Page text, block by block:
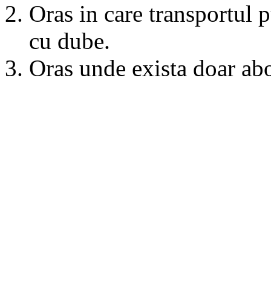
Oras in care transportul
cu dube.
Oras unde exista doar